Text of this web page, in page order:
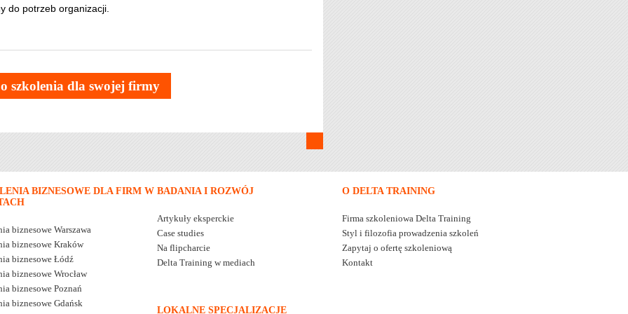
do potrzeb organizacji.
szkolenia dla swojej firmy
BIZNESOWE DLA FIRM W
biznesowe Warszawa
biznesowe Kraków
biznesowe Łódź
biznesowe Wrocław
biznesowe Poznań
biznesowe Gdańsk
BADANIA I ROZWÓJ
Artykuły eksperckie
Case studies
Na flipcharcie
Delta Training w mediach
O DELTA TRAINING
Firma szkoleniowa Delta Training
Styl i filozofia prowadzenia szkoleń
Zapytaj o ofertę szkoleniową
Kontakt
LOKALNE SPECJALIZACJE